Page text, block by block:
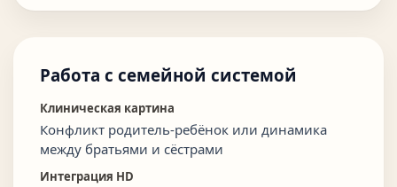
Работа с семейной системой
Клиническая картина
Конфликт родитель-ребёнок или динамика
между братьями и сёстрами
Интеграция HD